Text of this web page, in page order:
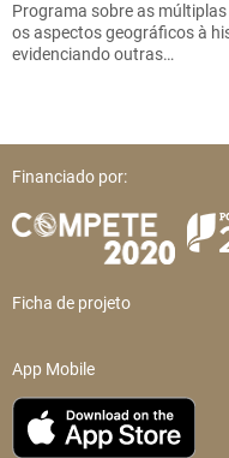
Programa sobre as
os aspectos geográficos à
evidenciando outras…
Financiado por:
Ficha de projeto
App Mobile